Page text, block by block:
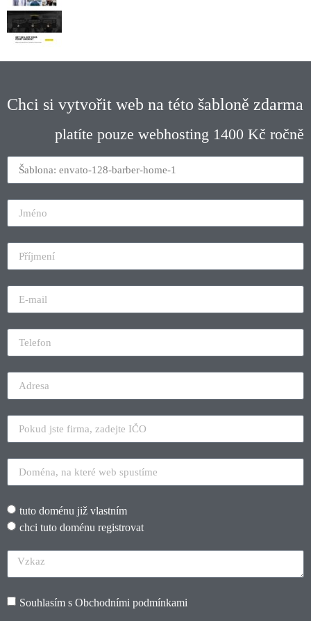
Chci si vytvořit web na této šabloně zdarma
platíte pouze webhosting 1400 Kč ročně
tuto doménu již vlastním
chci tuto doménu registrovat
Souhlasím s Obchodními podmínkami